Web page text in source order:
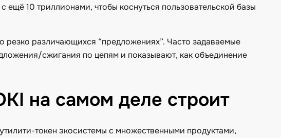
ещё 10 триллионами, чтобы коснуться пользовательской базы
различающихся “предложениях”. Часто задаваемые
сжигания по цепям и показывают, как объединение
на самом деле строит
токен экосистемы с множественными продуктами,